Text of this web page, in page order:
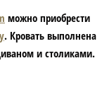
можно приобрести
. Кровать выполнена
и столиками.